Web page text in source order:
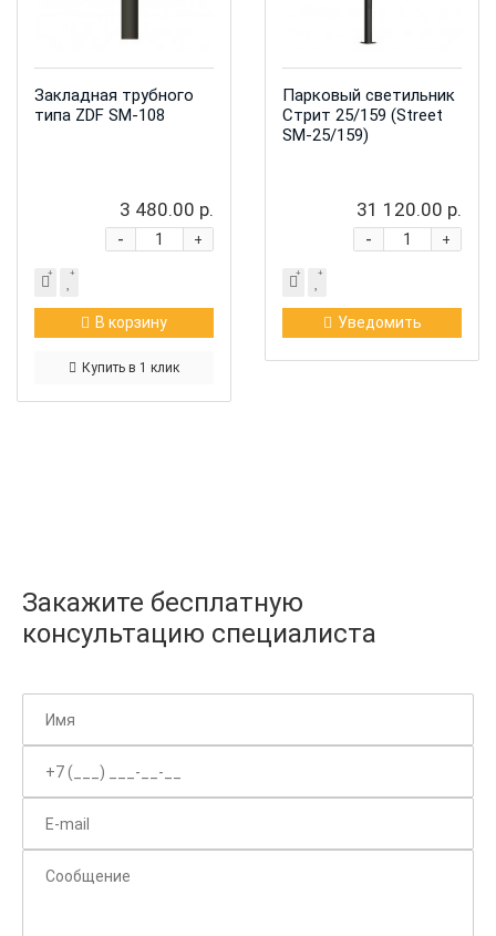
Закладная трубного
типа ZDF SM-108
3 480.00 р.
+
-
В корзину
Купить в 1 клик
Парковый светильник
Стрит 25/159 (Street
SM-25/159)
31 120.00 р.
+
-
Уведомить
Закажите бесплатную
консультацию специалиста